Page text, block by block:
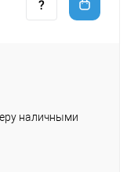
наличными